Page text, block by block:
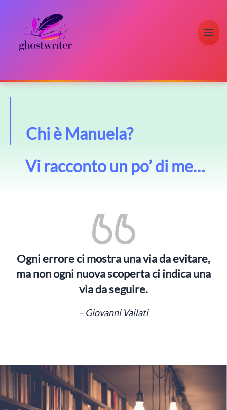
contenuto
Chi è Manuela?
Vi racconto un po’ di me…
Ogni errore ci mostra una via da evitare,
ma non ogni nuova scoperta ci indica una
via da seguire.
– Giovanni Vailati